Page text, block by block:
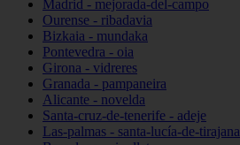
Madrid - mejorada-del-campo
Ourense - ribadavia
Bizkaia - mundaka
Pontevedra - oia
Girona - vidreres
Granada - pampaneira
Alicante - novelda
Santa-cruz-de-tenerife - adeje
Las-palmas - santa-lucía-de-tirajana